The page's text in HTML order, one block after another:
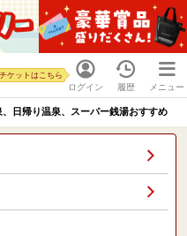
ログイン
ケットはこちら
履歴 メニュー
日帰り温泉、スーパー銭湯おすすめ